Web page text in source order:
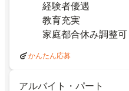
経験者優遇
教育充実
家庭都合休み調整可
かんたん応募
アルバイト・パート